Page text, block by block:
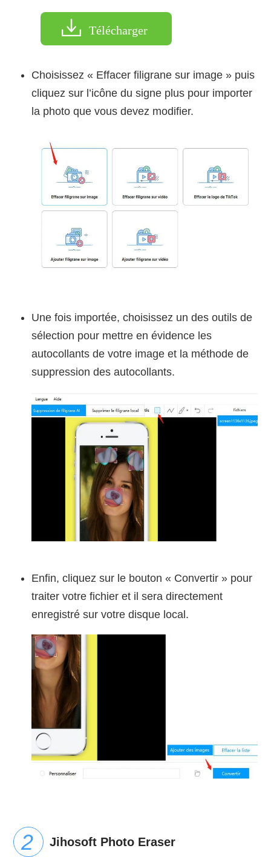
Télécharger
Choisissez « Effacer filigrane sur image » puis
cliquez sur l’icône du signe plus pour importer
la photo que vous devez modifier.
Une fois importée, choisissez un des outils de
sélection pour mettre en évidence les
autocollants de votre image et la méthode de
suppression des autocollants.
Enfin, cliquez sur le bouton « Convertir » pour
traiter votre fichier et il sera directement
enregistré sur votre disque local.
Jihosoft Photo Eraser